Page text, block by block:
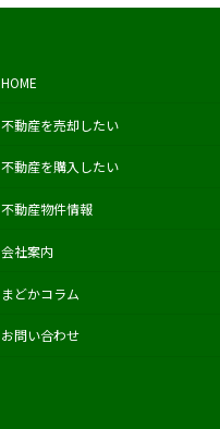
HOME
不動産を売却したい
不動産を購入したい
不動産物件情報
会社案内
まどかコラム
お問い合わせ